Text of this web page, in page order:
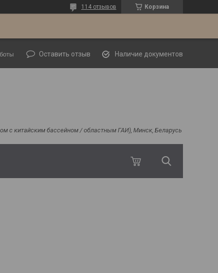
Корзина
114 отзывов
Оставить отзыв Наличие документов
с китайским бассейном / областным ГАИ), Минск, Беларусь